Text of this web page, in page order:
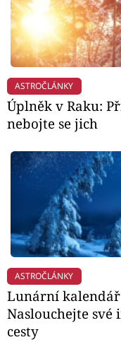
ASTROČLÁNKY
Úplněk v Raku:
nebojte se jich
ASTROČLÁNKY
Lunární kalendář
Naslouchejte
cesty